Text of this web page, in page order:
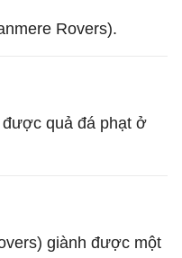
Rovers).
được quả đá phạt ở
giành được một